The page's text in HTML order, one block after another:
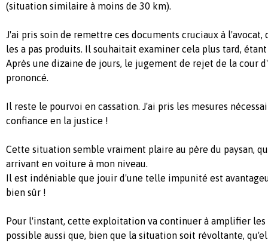
(situation similaire à moins de 30 km).
J'ai pris soin de remettre ces documents cruciaux à l'avocat,
les a pas produits. Il souhaitait examiner cela plus tard,
Après une dizaine de jours, le jugement de rejet de la cour
prononcé.
Il reste le pourvoi en cassation. J'ai pris les mesures
confiance en la justice !
Cette situation semble vraiment plaire au père du paysan,
arrivant en voiture à mon niveau.
Il est indéniable que jouir d'une telle impunité est
bien sûr !
Pour l'instant, cette exploitation va continuer à amplifier les
possible aussi que, bien que la situation soit révoltante,